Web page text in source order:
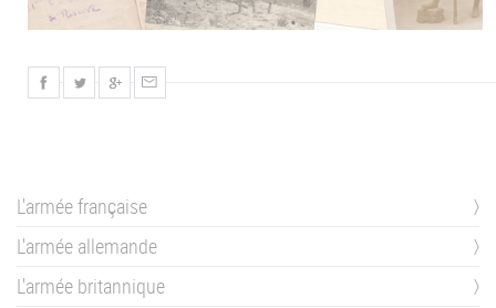
L'armée française
L'armée allemande
L'armée britannique